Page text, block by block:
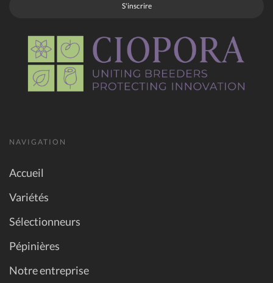
S'inscrire
NAVIGATION
Accueil
Variétés
Sélectionneurs
Pépinières
Notre entreprise